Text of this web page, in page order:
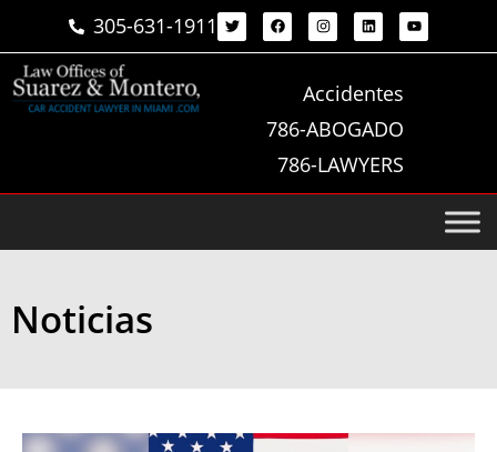
305-631-1911
Accidentes
786-ABOGADO
786-LAWYERS
Noticias